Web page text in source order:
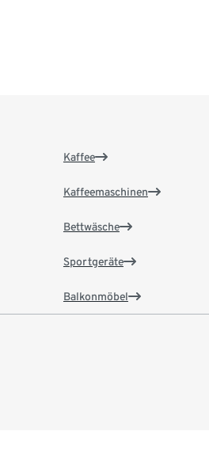
Kaffee
Kaffeemaschinen
Bettwäsche
Sportgeräte
Balkonmöbel